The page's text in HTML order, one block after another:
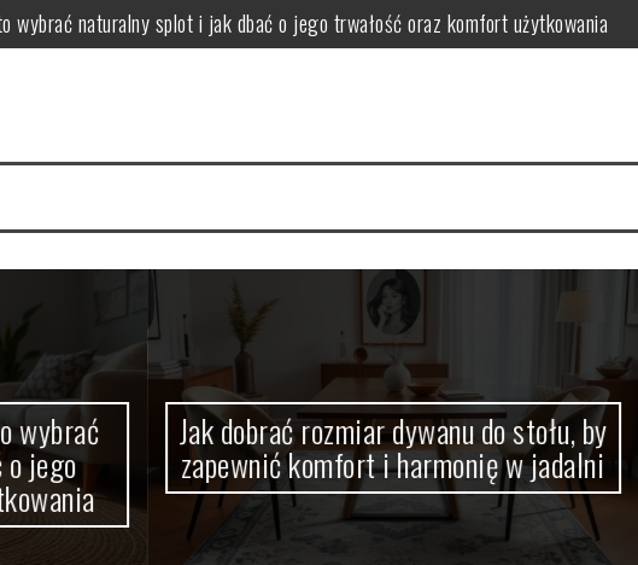
naturalny splot i jak dbać o jego trwałość oraz komfort użytkowania
reagować i dobierać metody czyszczenia dla różnych zabrudzeń
i dbać o podłogę, by ograniczyć ryzyko reakcji alergicznych
wnętrza: jak wybrać rozmiar, kształt i kolor dla funkcjonalnej przestrzeni
wybrać
jego
Jak dobrać rozmiar dywanu do stołu, by
zapewnić komfort i harmonię w jadalni